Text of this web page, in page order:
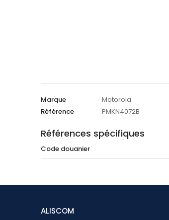
Marque
Motorola
Référence
PMKN4072B
Références spécifiques
Code douanier
ALISCOM